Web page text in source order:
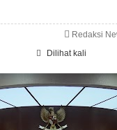
Redaksi
Dilihat kali